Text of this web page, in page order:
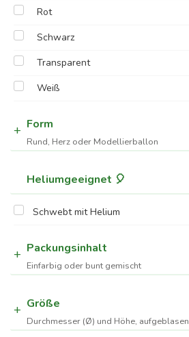
Rot
Schwarz
Transparent
Weiß
Form
Rund, Herz oder Modellierballon
Heliumgeeignet 🎈
Schwebt mit Helium
Packungsinhalt
Einfarbig oder bunt gemischt
Größe
Durchmesser (Ø) und Höhe, aufgeblasen